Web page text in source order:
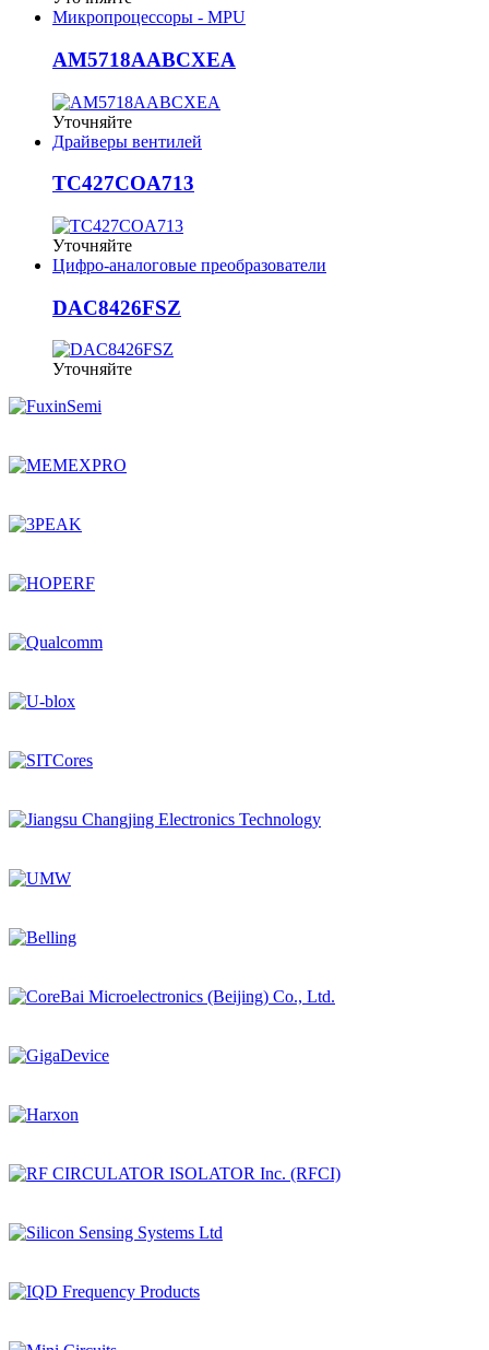
Микропроцессоры - MPU
AM5718AABCXEA
Уточняйте
Драйверы вентилей
TC427COA713
Уточняйте
Цифро-аналоговые преобразователи
DAC8426FSZ
Уточняйте